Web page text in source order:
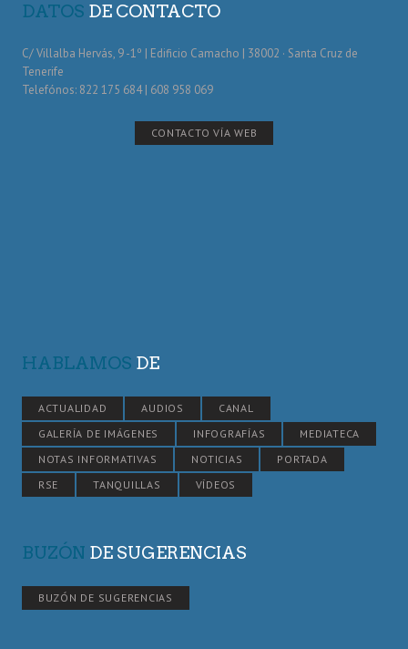
DATOS DE CONTACTO
C/ Villalba Hervás, 9 -1º | Edificio Camacho | 38002 · Santa Cruz de
Tenerife
Telefónos: 822 175 684 | 608 958 069
CONTACTO VÍA WEB
HABLAMOS DE
ACTUALIDAD AUDIOS
CANAL
GALERÍA DE IMÁGENES
INFOGRAFÍAS
MEDIATECA
NOTAS INFORMATIVAS
NOTICIAS
PORTADA
RSE
TANQUILLAS VÍDEOS
BUZÓN DE SUGERENCIAS
BUZÓN DE SUGERENCIAS